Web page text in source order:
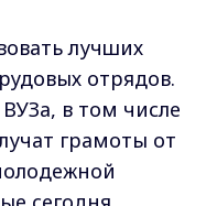
лучших
отрядов.
в том числе
грамоты от